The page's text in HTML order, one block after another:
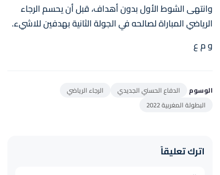
وانتهى الشوط الأول بدون أهداف، قبل أن يحسم الرجاء
الرياضي المباراة لصالحه في الجولة الثانية بهدفين للاشيء.
و م ع
الوسوم الدفاع الحسني الجديدي
الرجاء الرياضي
البطولة المغربية 2022
اترك تعليقاً